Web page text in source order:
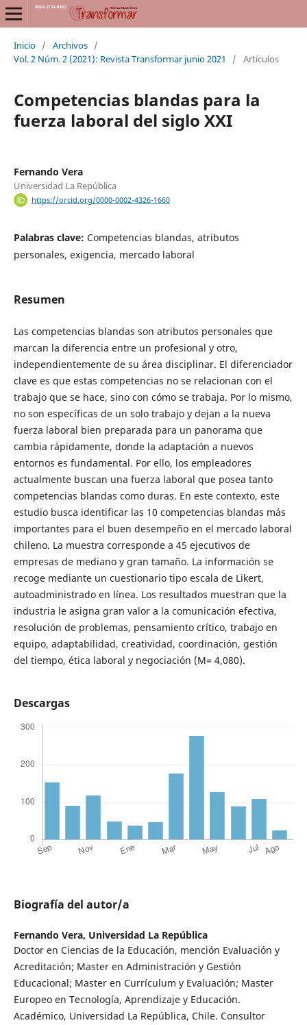
Inicio / Archivos /
Vol. 2 Núm. 2 (2021): Revista Transformar junio 2021
/ Artículos
Competencias blandas para la
fuerza laboral del siglo XXI
Fernando Vera
Universidad La República
https://orcid.org/0000-0002-4326-1660
Palabras clave: Competencias blandas, atributos
personales, exigencia, mercado laboral
Resumen
Las competencias blandas son atributos personales que
marcan la diferencia entre un profesional y otro,
independientemente de su área disciplinar. El diferenciador
clave es que estas competencias no se relacionan con el
trabajo que se hace, sino con cómo se trabaja. Por lo mismo,
no son específicas de un solo trabajo y dejan a la nueva
fuerza laboral bien preparada para un panorama que
cambia rápidamente, donde la adaptación a nuevos
entornos es fundamental. Por ello, los empleadores
actualmente buscan una fuerza laboral que posea tanto
competencias blandas como duras. En este contexto, este
estudio busca identificar las 10 competencias blandas más
importantes para el buen desempeño en el mercado laboral
chileno. La muestra corresponde a 45 ejecutivos de
empresas de mediano y gran tamaño. La información se
recoge mediante un cuestionario tipo escala de Likert,
autoadministrado en línea. Los resultados muestran que la
industria le asigna gran valor a la comunicación efectiva,
resolución de problemas, pensamiento crítico, trabajo en
equipo, adaptabilidad, creatividad, coordinación, gestión
del tiempo, ética laboral y negociación (M= 4,080).
Descargas
Biografía del autor/a
Fernando Vera, Universidad La República
Doctor en Ciencias de la Educación, mención Evaluación y
Acreditación; Master en Administración y Gestión
Educacional; Master en Currículum y Evaluación; Master
Europeo en Tecnología, Aprendizaje y Educación.
Académico, Universidad La República, Chile. Consultor